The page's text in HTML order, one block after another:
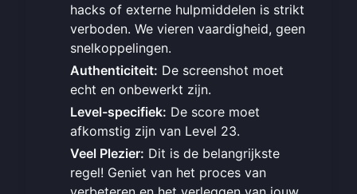
hacks of externe hulpmiddelen is strikt
verboden. We vieren vaardigheid, geen
snelkoppelingen.
Authenticiteit: De screenshot moet
echt en onbewerkt zijn.
Level-specifiek: De score moet
afkomstig zijn van Level 23.
Veel Plezier: Dit is de belangrijkste
regel! Geniet van het proces van